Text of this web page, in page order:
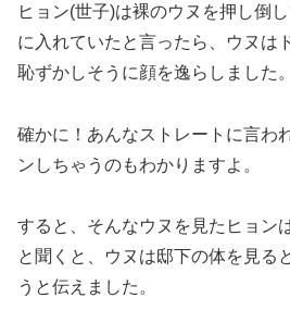
ヒョン(世子)は裸のウヌを押し倒
に入れていたと言ったら、ウヌは
恥ずかしそうに顔を逸らしました。
確かに！あんなストレートに言わ
ンしちゃうのもわかりますよ。
すると、そんなウヌを見たヒョン
と聞くと、ウヌは邸下の体を見る
うと伝えました。